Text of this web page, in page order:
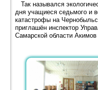
Так назывался
дня учащиеся седьмого и
катастрофы на
приглашён инспектор
Самарской области